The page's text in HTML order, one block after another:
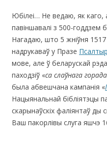
Юбілеі… Не ведаю, як каго,
павіншавалі з 500-годдзем
Нагадаю, што 5 жніўня
надрукаваў у Празе Псалтыр
мове, але ў беларускай
паходзіў «са слаўнага
была абвешчана кампанія «
Нацыянальнай бібліятэцы
скарынаўскіх фаліянтаў
Ваш пакорлівы слуга яшчэ